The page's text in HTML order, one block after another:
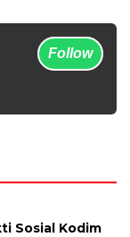
Follow
Sosial Kodim